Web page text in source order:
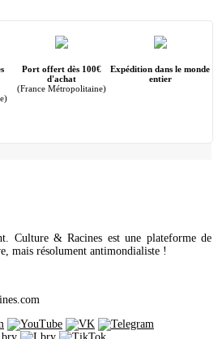
Port offert dès 100€
d'achat
(France Métropolitaine)
Expédition dans le monde
entier
Culture & Racines est une plateforme de
mais résolument antimondialiste !